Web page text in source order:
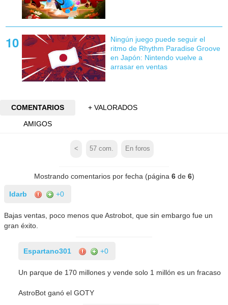
Ningún juego puede seguir el
ritmo de Rhythm Paradise Groove
en Japón: Nintendo vuelve a
arrasar en ventas
COMENTARIOS
+ VALORADOS
AMIGOS
< 57 com. En foros
Mostrando comentarios por fecha (página 6de 6)
Idarb +0
Bajas ventas, poco menos que Astrobot, que sin embargo fue un
gran éxito.
Espartano301 +0
Un parque de 170 millones y vende solo 1 millón es un fracaso
AstroBot ganó el GOTY